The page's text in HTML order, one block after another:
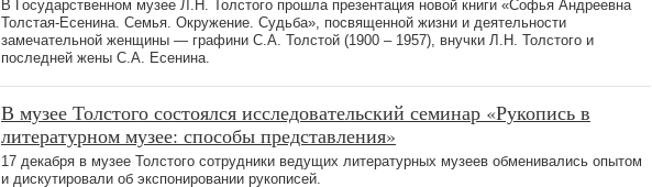
В Государственном музее Л.Н. Толстого прошла презентация новой книги «Софья Андреевна
Толстая-Есенина. Семья. Окружение. Судьба», посвященной жизни и деятельности
замечательной женщины — графини С.А. Толстой (1900 – 1957), внучки Л.Н. Толстого и
последней жены С.А. Есенина.
В музее Толстого состоялся исследовательский семинар «Рукопись в
литературном музее: способы представления»
17 декабря в музее Толстого сотрудники ведущих литературных музеев обменивались опытом
и дискутировали об экспонировании рукописей.